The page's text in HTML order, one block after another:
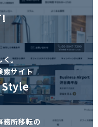
く。
索サイト
務所移転の